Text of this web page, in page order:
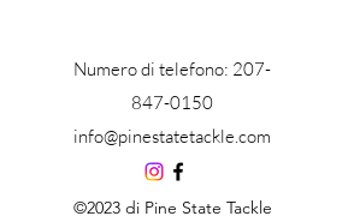
Numero di telefono: 207-
847-0150
info@pinestatetackle.com
©2023 di Pine State Tackle